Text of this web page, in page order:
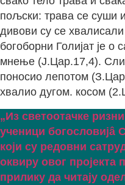
пољски: трава се суши
дивови су се
богоборни Голијат је
мнење (Ј.Цар.17,4).
поносио лепотом
хвалио дугом. косом
„Из светоотачке
ученици богословијâ
који су редовни
оквиру овог пројекта
прилику да читају